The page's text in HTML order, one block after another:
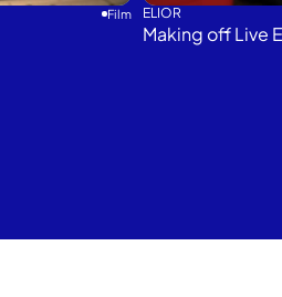
Film ELIOR
Making off Live